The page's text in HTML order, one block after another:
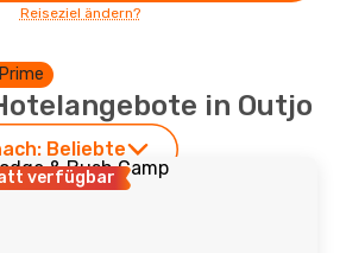
Reiseziel ändern?
in Outjo
Beliebte
verfügbar